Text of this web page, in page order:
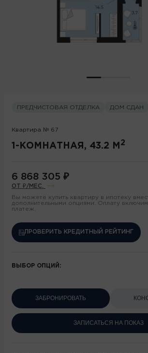
ПРЕДЧИСТОВАЯ ОТДЕЛКА ДОМ СДАН
Квартира № 67
1-КОМНАТНАЯ, 43.2 М 2
6 868 305 ₽
ОТ ₽/МЕС.
Вы можете купить квартиру в ипотеку
дополнительными опциями. Оплату
платеж.
ПРОВЕРИТЬ КРЕДИТНЫЙ РЕЙТИНГ
ВЫБОР ОПЦИЙ:
ЗАБРОНИРОВАТЬ
ЗАПИСАТЬСЯ НА ПОКАЗ